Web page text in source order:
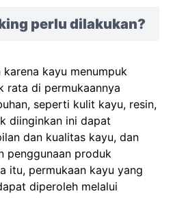
perlu dilakukan?
kayu menumpuk
rata di permukaannya
seperti kulit kayu, resin,
diinginkan ini dapat
dan kualitas kayu, dan
penggunaan produk
itu, permukaan kayu yang
diperoleh melalui